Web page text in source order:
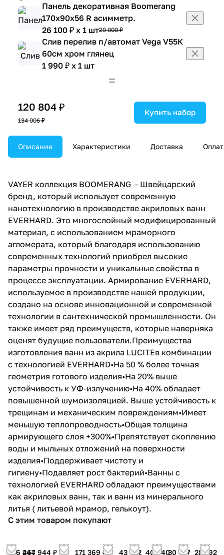
Панель декоративная Boomerang
170x90х56 R асимметр.
26 100 ₽ x 1 шт29 000 ₽
Слив перелив п/автомат Vega V55К
60см хром глянец
1 990 ₽ x 1 шт
120 804 ₽
134 006 ₽
Купить набор
Описание Характеристики Доставка
VAYER коллекция BOOMERANG - Швейцарский
бренд, который использует современную
нанотехнологию в производстве акриловых ванн
EVERHARD. Это многослойный модифицированный
материал, с использованием мраморного
агломерата, который благодаря использованию
современных технологий приобрел высокие
параметры прочности и уникальные свойства в
процессе эксплуатации. Армирование EVERHARD,
используемое в производстве нашей продукции,
создано на основе инновационной и современной
технологии в сантехнической промышленности. Он
также имеет ряд преимуществ, которые наверняка
оценят будущие пользователи.Преимущества
изготовления ванн из акрила LUCITEв комбинации
с технологией EVERHARD•На 50 % более точная
геометрия готового изделия•На 20% выше
устойчивость к УФ-излучению•На 40% обладает
повышенной шумоизоляцией. Выше устойчивость к
трещинам и механическим повреждениям•Имеет
меньшую теплопроводность•Общая толщина
армирующего слоя +300%•Препятствует скоплению
воды и мыльных отложений на поверхности
изделия•Поддерживает чистоту и
гигиену•Подавляет рост бактерий•Ванны с
технологией EVERHARD обладают преимуществами
как акриловых ванн, так и ванн из минерального
литья ( литьевой мрамор, гелькоут).
С этим товаром покупают
256 467244 944 ₽ 171 369 ₽
43 182 40 84030 977 28 192